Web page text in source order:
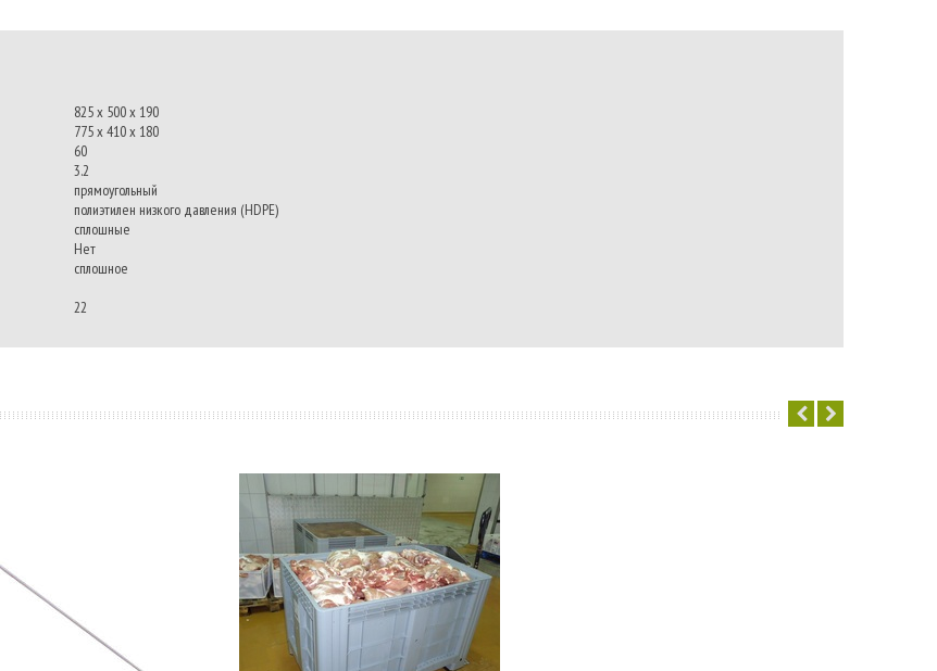
825 x 500 x 190
775 x 410 x 180
60
3.2
прямоугольный
полиэтилен низкого давления (HDPE)
сплошные
Нет
сплошное
22